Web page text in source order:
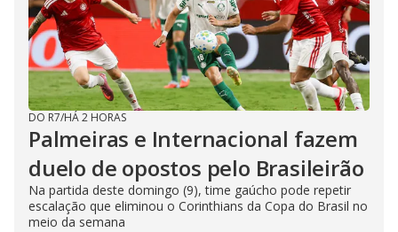
DO R7/HÁ 2 HORAS
Palmeiras e Internacional fazem
duelo de opostos pelo Brasileirão
Na partida deste domingo (9), time gaúcho pode repetir
escalação que eliminou o Corinthians da Copa do Brasil no
meio da semana